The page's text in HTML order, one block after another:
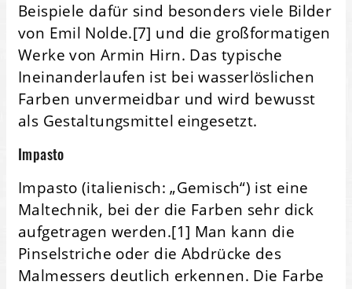
Beispiele dafür sind besonders viele Bilder
von Emil Nolde.[7] und die großformatigen
Werke von Armin Hirn. Das typische
Ineinanderlaufen ist bei wasserlöslichen
Farben unvermeidbar und wird bewusst
als Gestaltungsmittel eingesetzt.
Impasto
Impasto (italienisch: „Gemisch“) ist eine
Maltechnik, bei der die Farben sehr dick
aufgetragen werden.[1] Man kann die
Pinselstriche oder die Abdrücke des
Malmessers deutlich erkennen. Die Farbe